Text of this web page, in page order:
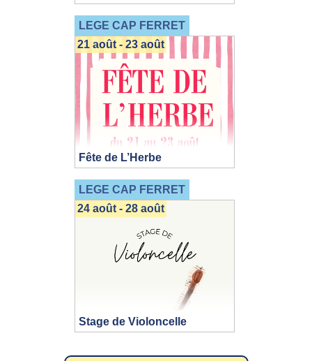
LEGE CAP FERRET
Fête de L’Herbe
21 août - 23 août
LEGE CAP FERRET
Stage de Violoncelle
24 août - 28 août